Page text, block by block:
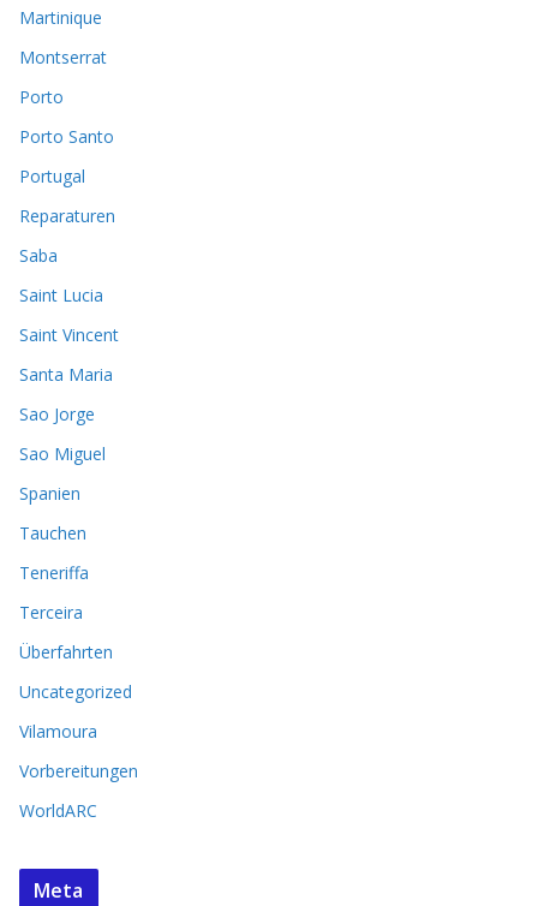
Martinique
Montserrat
Porto
Porto Santo
Portugal
Reparaturen
Saba
Saint Lucia
Saint Vincent
Santa Maria
Sao Jorge
Sao Miguel
Spanien
Tauchen
Teneriffa
Terceira
Überfahrten
Uncategorized
Vilamoura
Vorbereitungen
WorldARC
Meta